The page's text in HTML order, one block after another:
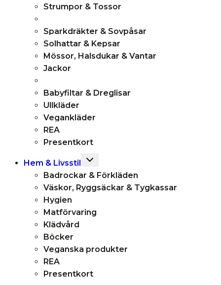
Strumpor & Tossor
Sparkdräkter & Sovpåsar
Solhattar & Kepsar
Mössor, Halsdukar & Vantar
Jackor
Babyfiltar & Dreglisar
Ullkläder
Vegankläder
REA
Presentkort
Hem & Livsstil
Toggle
menu
Badrockar & Förkläden
Väskor, Ryggsäckar & Tygkassar
Hygien
Matförvaring
Klädvård
Böcker
Veganska produkter
REA
Presentkort